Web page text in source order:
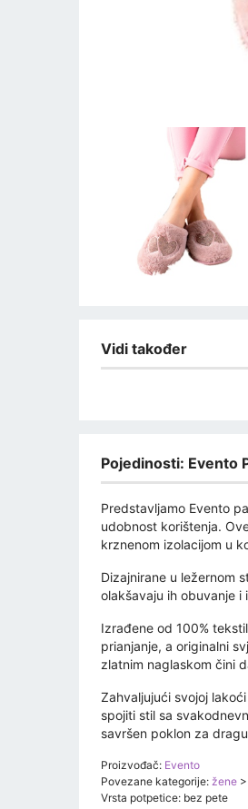
Vidi također
Pojedinosti: Evento
Predstavljamo Evento
udobnost korištenja.
krznenom izolacijom u
Dizajnirane u ležernom
olakšavaju ih obuvanje i
Izrađene od 100%
prianjanje, a originalni
zlatnim naglaskom čini
Zahvaljujući svojoj
spojiti stil sa
savršen poklon za
Proizvođač: Evento
Povezane kategorije: žene >
Vrsta potpetice: bez pete